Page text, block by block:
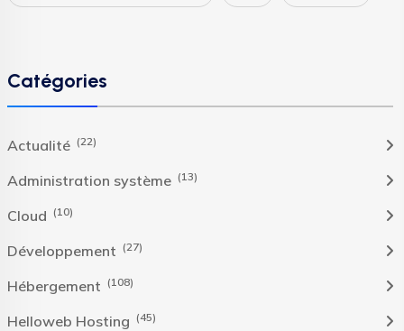
Catégories
Actualité (22)
Administration système (13)
Cloud (10)
Développement (27)
Hébergement (108)
Helloweb Hosting (45)